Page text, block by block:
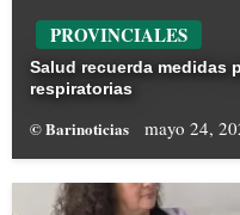
PROVINCIALES
Salud recuerda medidas
respiratorias
© Barinoticias mayo 24,